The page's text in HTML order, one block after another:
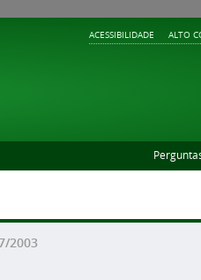
ACESSIBILIDADE ALTO
2003